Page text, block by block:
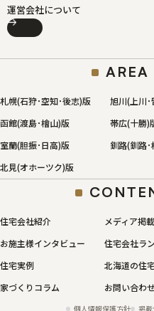
運営会社について
AREA
札幌(石狩･空知･後志)版
旭川(上川･
函館(渡島･檜山)版
帯広(十勝)
室蘭(胆振･日高)版
釧路(釧路･
北見(オホーツク)版
住宅会社紹介
メディア掲載
お施主様インタビュー
住宅会社ラ
住宅実例
北海道の住
家づくりコラム
お問い合わ
個人情報保護方針 掲載